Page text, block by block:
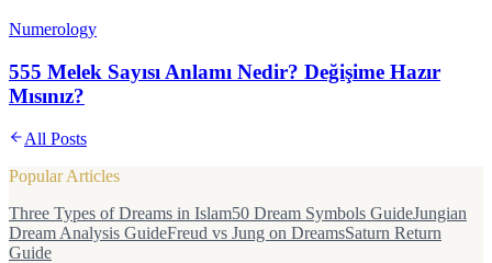
Numerology
555 Melek Sayısı Anlamı Nedir? Değişime Hazır
Mısınız?
All Posts
Popular Articles
Three Types of Dreams in Islam50 Dream Symbols GuideJungian
Dream Analysis GuideFreud vs Jung on DreamsSaturn Return
Guide